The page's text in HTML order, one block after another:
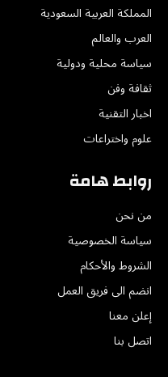
المملكة العربية السعودية
العرب والعالم
سياسة محلية ودولية
ثقافة وفن
اخبار التقنية
علوم واختراعات
روابط هامة
من نحن
سياسة الخصوصية
الشروط والأحكام
انضم الى فريق العمل
إعلن معنا
اتصل بنا